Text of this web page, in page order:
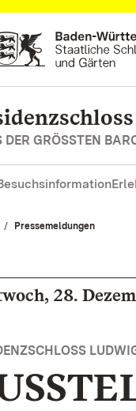
springen
DER GRÖSSTEN
Pressemeldungen
28.